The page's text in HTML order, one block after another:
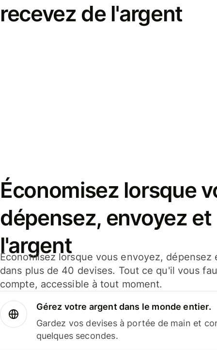
recevez de l'argent
Économisez lorsque
dépensez, envoyez
l'argent
Économisez lorsque vous envoyez,
dans plus de 40 devises. Tout ce qu'il vous
compte, accessible à tout moment.
Gérez votre argent dans le monde entier.
Gardez vos devises à portée de main et
quelques secondes.